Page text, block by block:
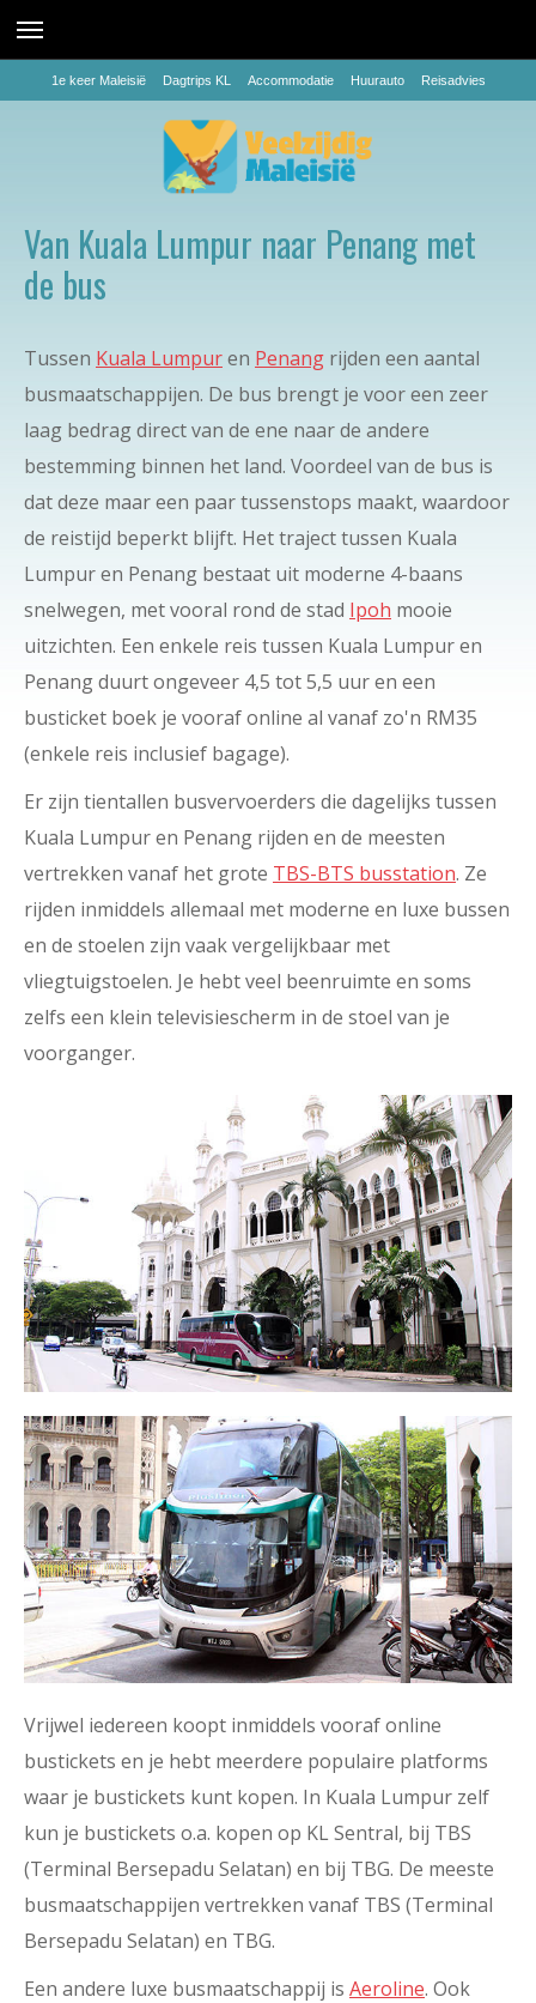
1e keer Maleisië Dagtrips KL Accommodatie Huurauto Reisadvies
Van Kuala Lumpur naar Penang met
de bus
Tussen Kuala Lumpuren Penang rijden een aantal
busmaatschappijen. De bus brengt je voor een zeer
laag bedrag direct van de ene naar de andere
bestemming binnen het land. Voordeel van de bus is
dat deze maar een paar tussenstops maakt, waardoor
de reistijd beperkt blijft. Het traject tussen Kuala
Lumpur en Penang bestaat uit moderne 4-baans
snelwegen, met vooral rond de stad Ipoh mooie
uitzichten. Een enkele reis tussen Kuala Lumpur en
Penang duurt ongeveer 4,5 tot 5,5 uur en een
busticket boek je vooraf online al vanaf zo'n RM35
(enkele reis inclusief bagage).
Er zijn tientallen busvervoerders die dagelijks tussen
Kuala Lumpur en Penang rijden en de meesten
vertrekken vanaf het grote TBS-BTS busstation. Ze
rijden inmiddels allemaal met moderne en luxe bussen
en de stoelen zijn vaak vergelijkbaar met
vliegtuigstoelen. Je hebt veel beenruimte en soms
zelfs een klein televisiescherm in de stoel van je
voorganger.
Vrijwel iedereen koopt inmiddels vooraf online
bustickets en je hebt meerdere populaire platforms
waar je bustickets kunt kopen. In Kuala Lumpur zelf
kun je bustickets o.a. kopen op KL Sentral, bij TBS
(Terminal Bersepadu Selatan) en bij TBG. De meeste
busmaatschappijen vertrekken vanaf TBS (Terminal
Bersepadu Selatan) en TBG.
Een andere luxe busmaatschappij is Aeroline. Ook